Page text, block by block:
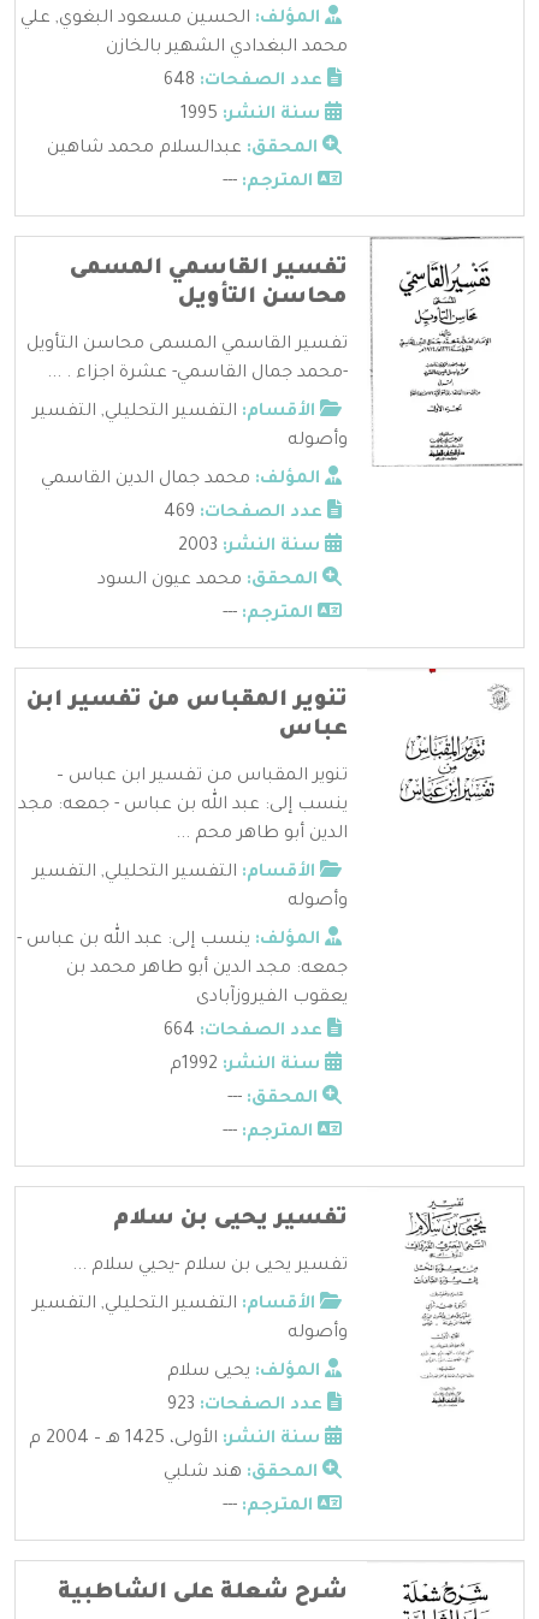
المؤلف: الحسين مسعود البغوي, علي
محمد البغدادي الشهير بالخازن
عدد الصفحات:
سنة النشر:
المحقق: عبدالسلام محمد شاهين
المترجم: ---
تفسير القاسمي المسمى
محاسن التأويل
تفسير القاسمي المسمى محاسن التأويل
-محمد جمال القاسمي- عشرة اجزاء . ...
الأقسام: التفسير التحليلي, التفسير
وأصوله
المؤلف: محمد جمال الدين القاسمي
عدد الصفحات:
سنة النشر:
المحقق: محمد عيون السود
المترجم: ---
تنوير المقباس من تفسير ابن
عباس
تنوير المقباس من تفسير ابن عباس –
ينسب إلى: عبد الله بن عباس - جمعه: مجد
الدين أبو طاهر محم ...
الأقسام: التفسير التحليلي, التفسير
وأصوله
المؤلف: ينسب إلى: عبد الله بن عباس -
جمعه: مجد الدين أبو طاهر محمد بن
يعقوب الفيروزآبادى
عدد الصفحات:
سنة النشر:
المحقق: ---
المترجم: ---
تفسير يحيى بن سلام
تفسير يحيى بن سلام -يحيي سلام ...
الأقسام: التفسير التحليلي, التفسير
وأصوله
المؤلف: يحيى سلام
عدد الصفحات:
سنة النشر: الأولى، 1425 هـ – 2004 م
المحقق: هند شلبي
المترجم: ---
شرح شعلة على الشاطبية